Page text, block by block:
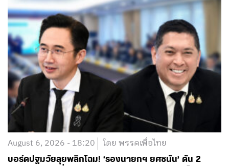
August 6, 2026 - 18:20 โดย พรรคเพื่อไทย
บอร์ดปฐมวัยลุยพลิกโฉม! ‘รองนายกฯ ยศชนัน’ ดัน 2